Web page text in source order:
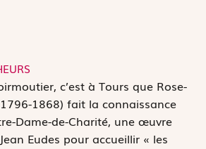
c’est à Tours que Rose-
1868) fait la connaissance
Dame-de-Charité, une œuvre
Eudes pour accueillir « les